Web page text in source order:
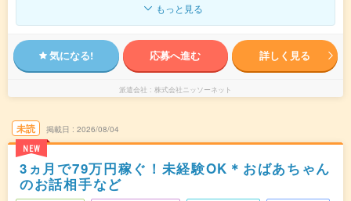
もっと見る
気になる! 応募へ進む 詳しく見る
派遣会社 株式会社ニッソーネット
未読
NEW
掲載日 2026/08/04
3ヵ月で79万円稼ぐ！未経験OK＊おばあちゃん
のお話相手など